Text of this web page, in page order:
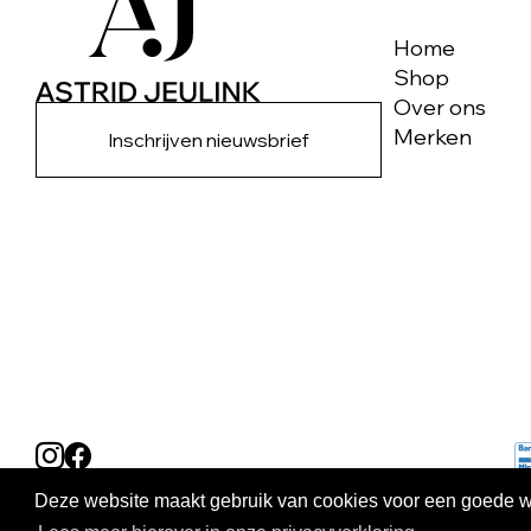
Deze website maakt gebruik van cookies voor een goede
Inschrijven nieuwsbrief
Home
Shop
Over ons
Merken